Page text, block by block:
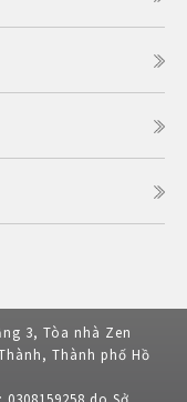
3, Tòa nhà Zen
Thành phố Hồ